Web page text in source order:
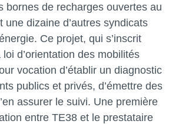
bornes de recharges ouvertes au
une dizaine d’autres syndicats
Ce projet, qui s’inscrit
d’orientation des mobilités
vocation d’établir un diagnostic
publics et privés, d’émettre des
assurer le suivi. Une première
entre TE38 et le prestataire